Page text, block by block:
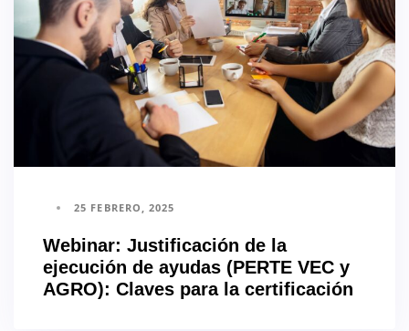
25 FEBRERO, 2025
Webinar: Justificación de la
ejecución de ayudas (PERTE VEC y
AGRO): Claves para la certificación